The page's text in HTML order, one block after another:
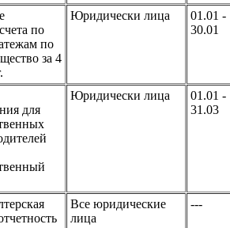
по
по
за 4
Юридически лица
01.01 -
30.01
для
Юридически лица
01.01 -
31.03
Все юридические
лица
---